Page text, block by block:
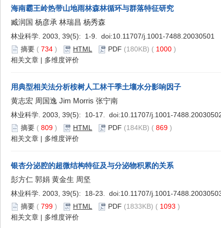
海南霸王岭热带山地雨林森林循环与群落特征研究
臧润国 杨彦承 林瑞昌 杨秀森
林业科学. 2003, 39(5): 1-9. doi:10.11707/j.1001-7488.20030501
摘要 ( 734 ) HTML PDF (180KB) ( 1000 )
相关文章 | 多维度评价
用典型相关法分析桉树人工林干季土壤水分影响因子
黄志宏 周国逸 Jim Morris 张宁南
林业科学. 2003, 39(5): 10-17. doi:10.11707/j.1001-
摘要 ( 809 ) HTML PDF (184KB) ( 869 )
相关文章 | 多维度评价
银杏分泌腔的超微结构特征及与分泌物积累的关系
彭方仁 郭娟 黄金生 周坚
林业科学. 2003, 39(5): 18-23. doi:10.11707/j.1001-
摘要 ( 799 ) HTML PDF (1833KB) ( 1093 )
相关文章 | 多维度评价